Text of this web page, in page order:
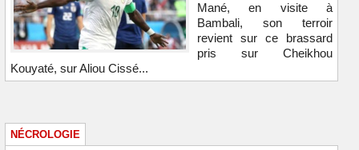
Mané, en visite à
Bambali, son terroir
revient sur ce brassard
pris sur Cheikhou
Kouyaté, sur Aliou Cissé...
NÉCROLOGIE